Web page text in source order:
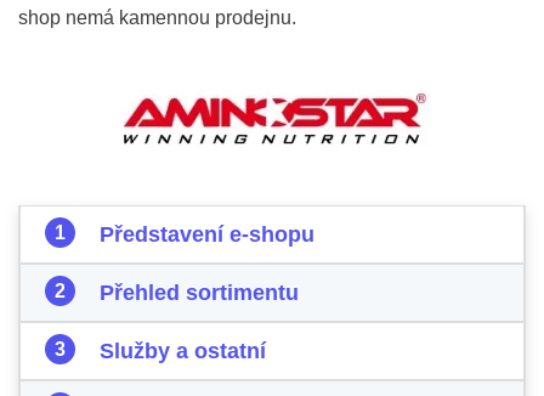
shop nemá kamennou prodejnu.
Představení e-shopu
Přehled sortimentu
Služby a ostatní